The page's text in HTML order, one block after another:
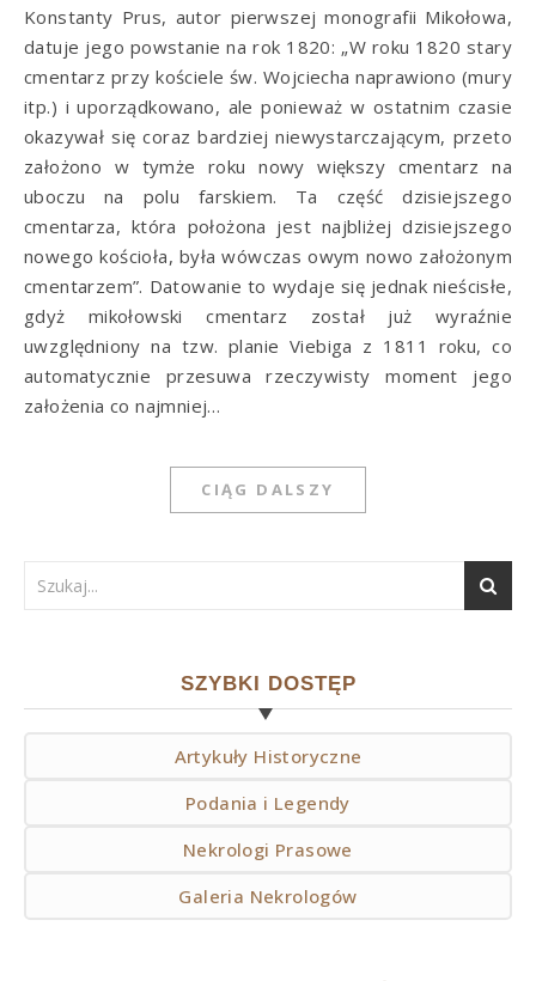
Konstanty Prus, autor pierwszej monografii Mikołowa,
datuje jego powstanie na rok 1820: „W roku 1820 stary
cmentarz przy kościele św. Wojciecha naprawiono (mury
itp.) i uporządkowano, ale ponieważ w ostatnim czasie
okazywał się coraz bardziej niewystarczającym, przeto
założono w tymże roku nowy większy cmentarz na
uboczu na polu farskiem. Ta część dzisiejszego
cmentarza, która położona jest najbliżej dzisiejszego
nowego kościoła, była wówczas owym nowo założonym
cmentarzem”. Datowanie to wydaje się jednak nieścisłe,
gdyż mikołowski cmentarz został już wyraźnie
uwzględniony na tzw. planie Viebiga z 1811 roku, co
automatycznie przesuwa rzeczywisty moment jego
założenia co najmniej…
CIĄG DALSZY
SZYBKI DOSTĘP
Artykuły Historyczne
Podania i Legendy
Nekrologi Prasowe
Galeria Nekrologów